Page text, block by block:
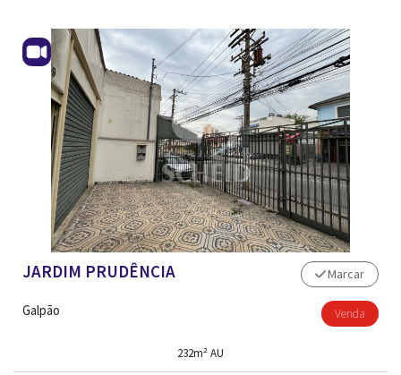
JARDIM PRUDÊNCIA
Galpão
Marcar
Venda
232m² AU